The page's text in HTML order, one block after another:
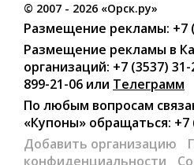
© 2007 - 2026 «Орск.ру»
Размещение рекламы: +7
Размещение рекламы в
организаций: +7 (3537)
899-21-06 или Телеграмм
По любым вопросам
«Купоны» обращаться: +7
Добавить организацию
конфиденциальности